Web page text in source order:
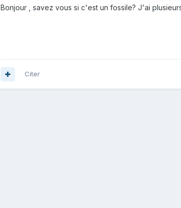
Bonjour , savez vous si c'est un fossile? J'ai
Citer